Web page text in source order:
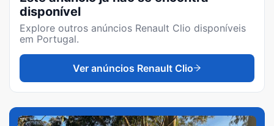
disponível
Explore outros anúncios Renault Clio disponíveis
em Portugal.
Ver anúncios Renault Clio